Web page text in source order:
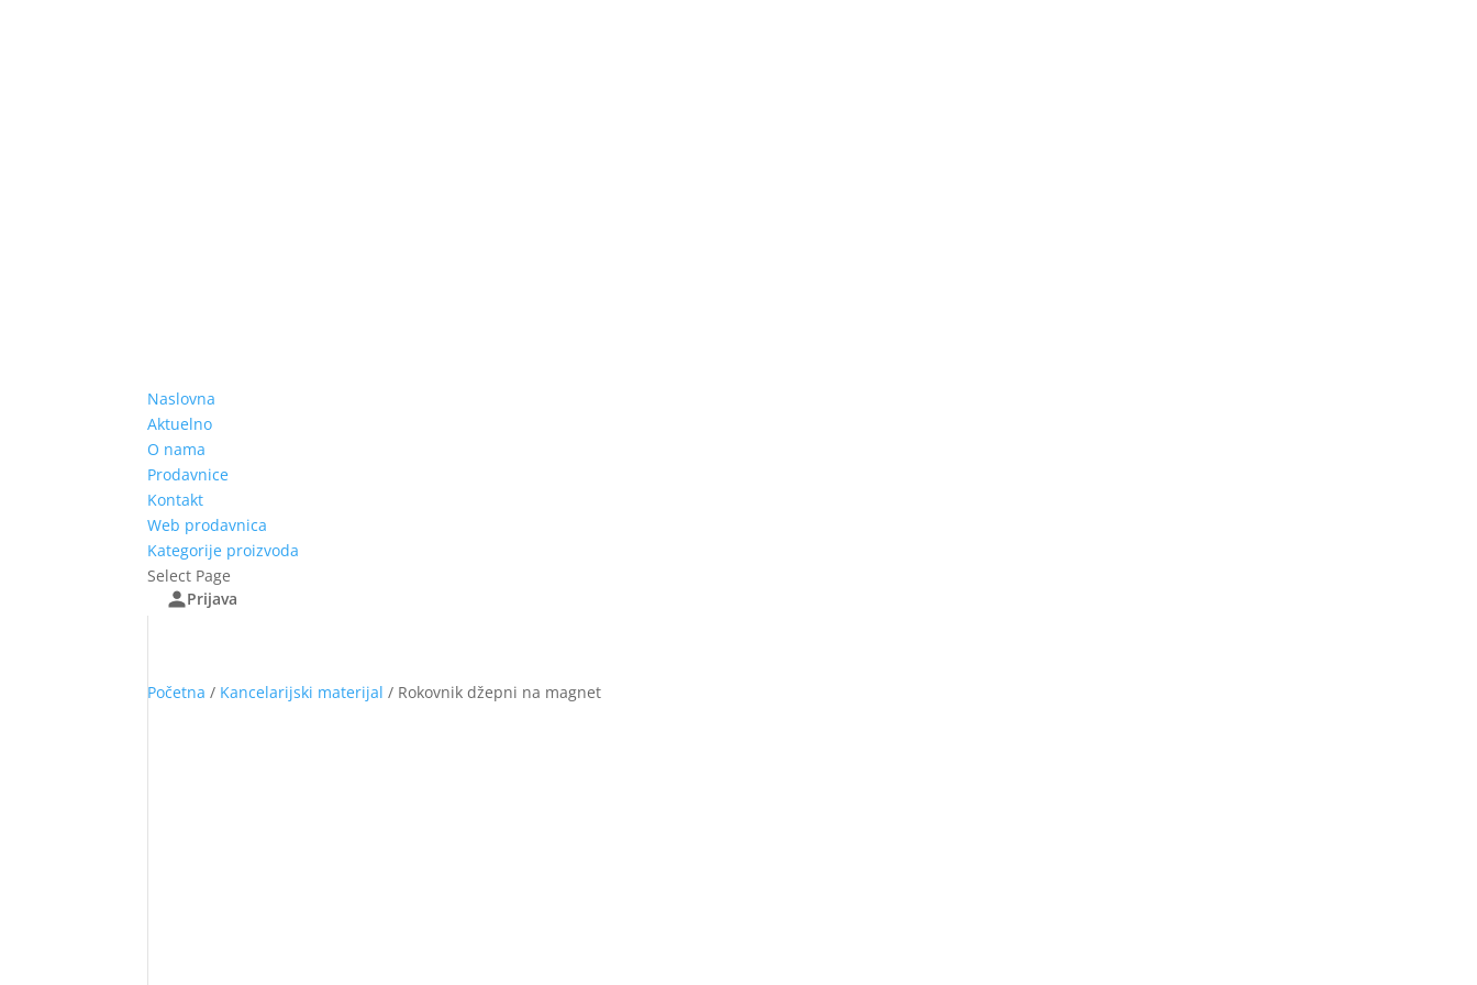
Naslovna
Aktuelno
O nama
Prodavnice
Kontakt
Web prodavnica
Kategorije proizvoda
Select Page
Prijava
Početna / Kancelarijski materijal / Rokovnik džepni na magnet